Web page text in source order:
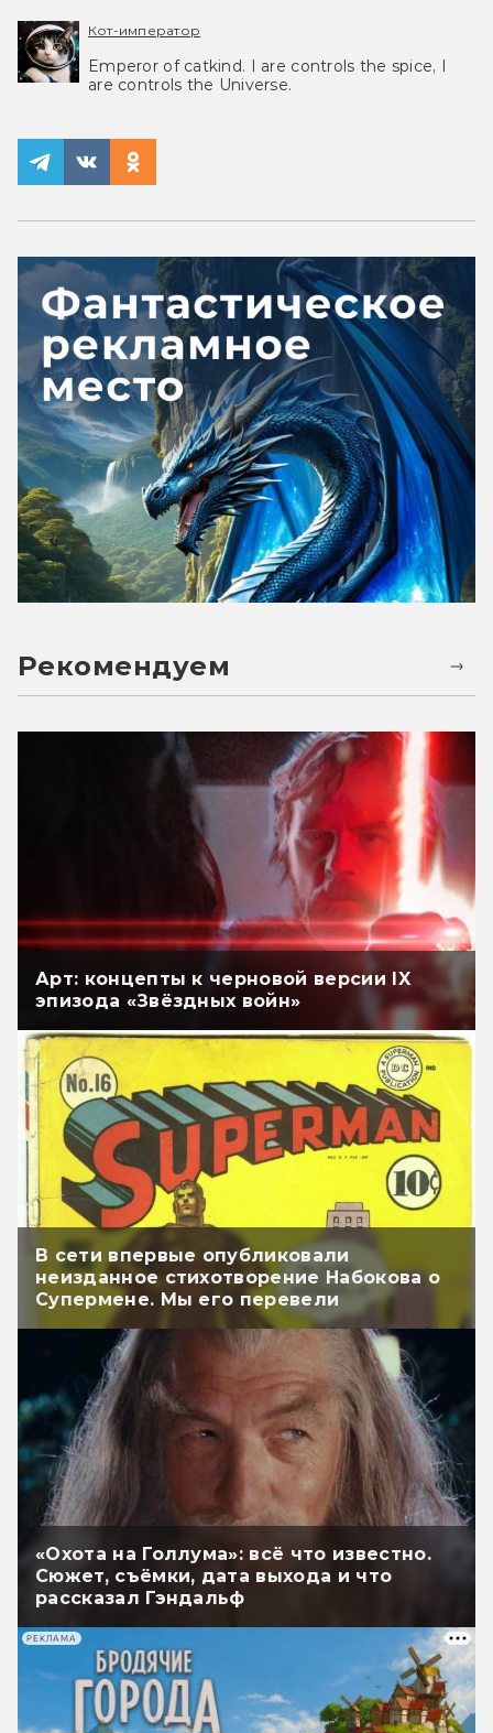
Кот-император
Emperor of catkind. I are controls the spice, I
are controls the Universe.
Рекомендуем
Арт: концепты к черновой версии IX
эпизода «Звёздных войн»
В сети впервые опубликовали
неизданное стихотворение Набокова о
Супермене. Мы его перевели
«Охота на Голлума»: всё что известно.
Сюжет, съёмки, дата выхода и что
рассказал Гэндальф
РЕКЛАМА